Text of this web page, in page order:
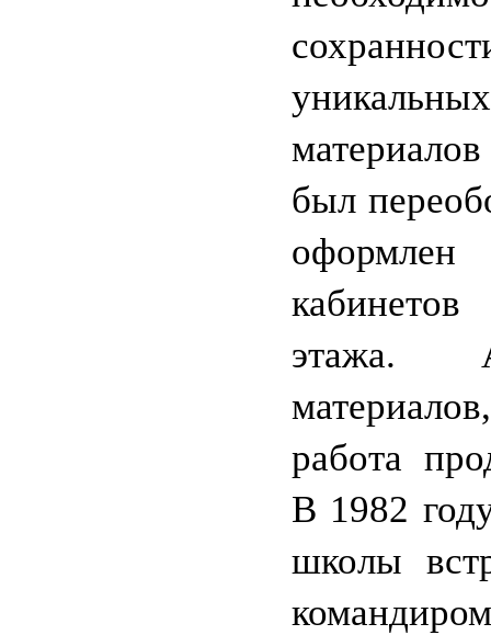
уникальных
был
этажа.
работа
В 1982
школы